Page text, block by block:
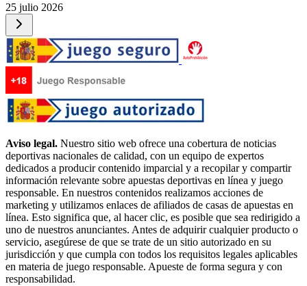
25 julio 2026
Aviso legal. Nuestro sitio web ofrece una cobertura de noticias
deportivas nacionales de calidad, con un equipo de expertos
dedicados a producir contenido imparcial y a recopilar y compartir
información relevante sobre apuestas deportivas en línea y juego
responsable. En nuestros contenidos realizamos acciones de
marketing y utilizamos enlaces de afiliados de casas de apuestas en
línea. Esto significa que, al hacer clic, es posible que sea redirigido a
uno de nuestros anunciantes. Antes de adquirir cualquier producto o
servicio, asegúrese de que se trate de un sitio autorizado en su
jurisdicción y que cumpla con todos los requisitos legales aplicables
en materia de juego responsable. Apueste de forma segura y con
responsabilidad.